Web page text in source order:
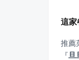
這家
『旦